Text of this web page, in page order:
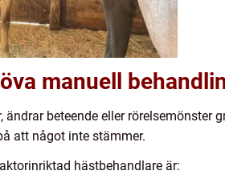
manuell
beteende eller rörelsemönster
att något inte stämmer.
hästbehandlare är: